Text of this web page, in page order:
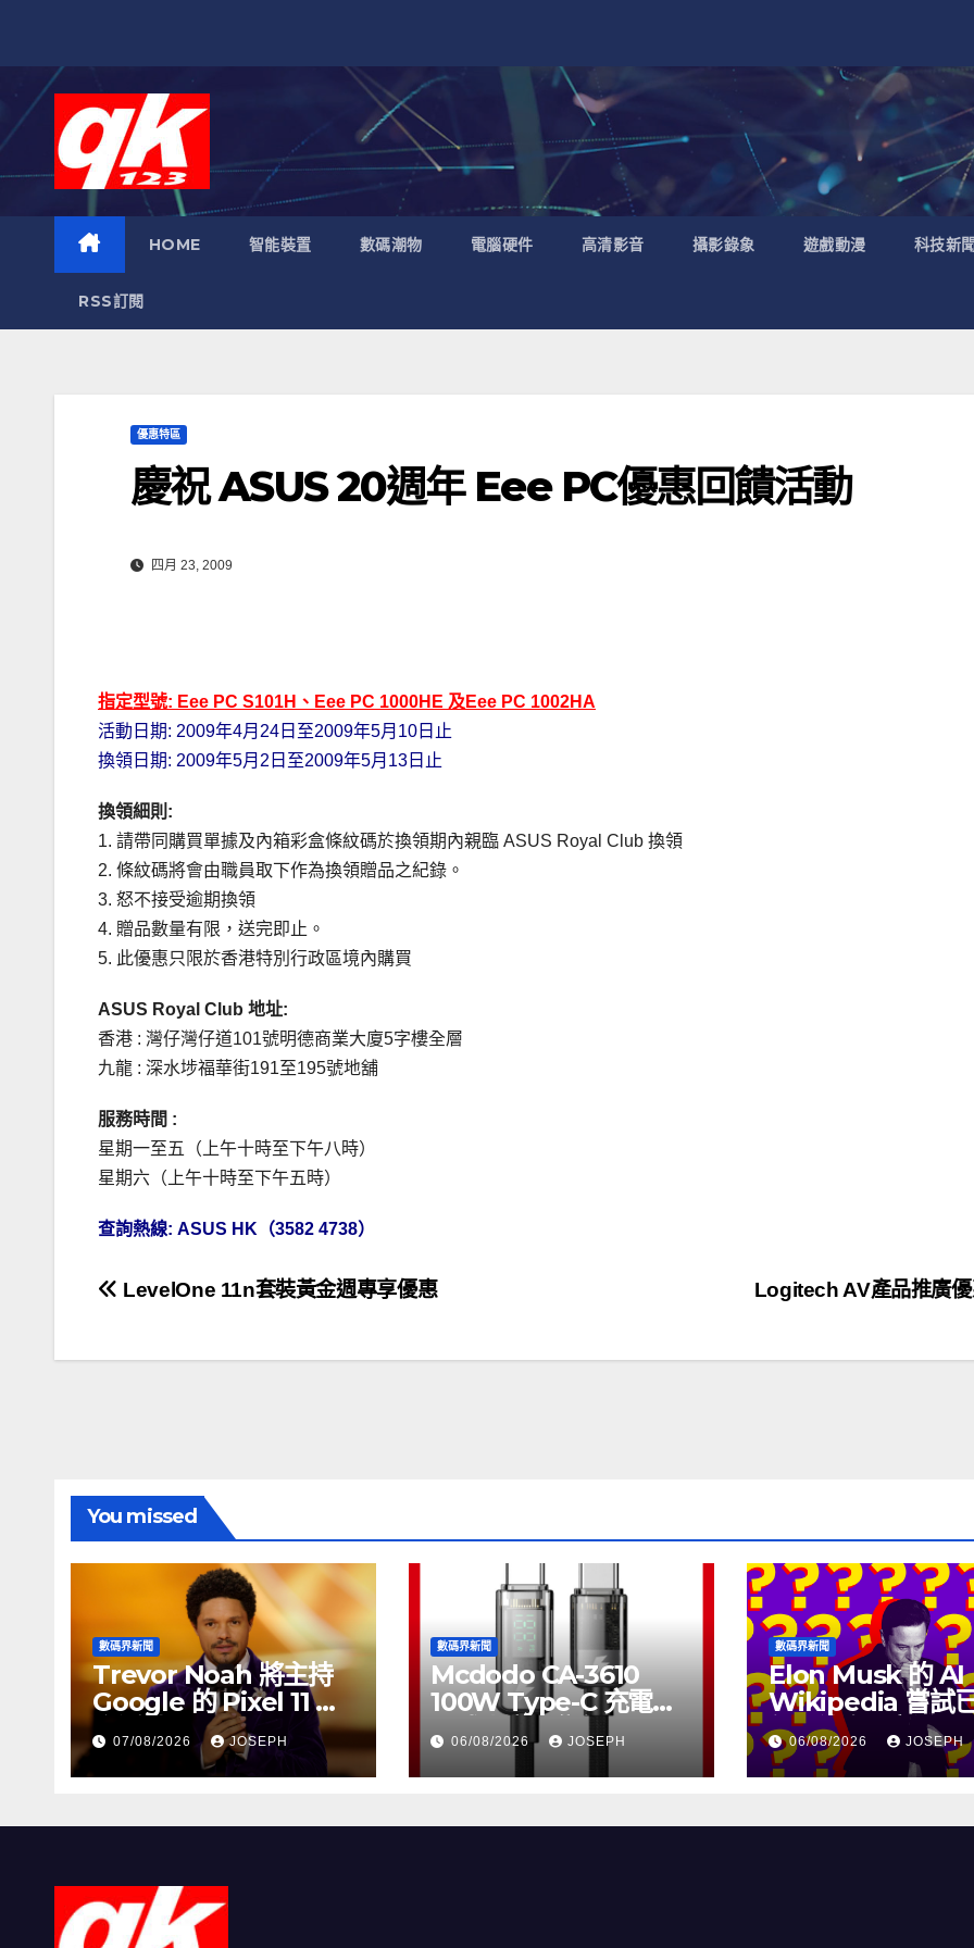
HOME 智能裝置 數碼潮物 電腦硬件 高清影音 攝影錄象 遊戲動漫 科技新
RSS訂閱
優惠特區
慶祝 ASUS 20週年 Eee PC優惠回饋活動
四月 23, 2009
指定型號: Eee PC S101H、Eee PC 1000HE 及Eee PC 1002HA
活動日期: 2009年4月24日至2009年5月10日止
換領日期: 2009年5月2日至2009年5月13日止
換領細則:
1. 請帶同購買單據及內箱彩盒條紋碼於換領期內親臨 ASUS Royal Club 換領
2. 條紋碼將會由職員取下作為換領贈品之紀錄。
3. 怒不接受逾期換領
4. 贈品數量有限，送完即止。
5. 此優惠只限於香港特別行政區境內購買
ASUS Royal Club 地址:
香港 : 灣仔灣仔道101號明德商業大廈5字樓全層
九龍 : 深水埗福華街191至195號地舖
服務時間 :
星期一至五（上午十時至下午八時）
星期六（上午十時至下午五時）
查詢熱線: ASUS HK（3582 4738）
文
Logitech AV產品推廣
LevelOne 11n套裝黃金週專享優惠
You missed
數碼界新聞
Trevor Noah 將主持
Google 的 Pixel 11 推
介活動
07/08/2026 JOSEPH
數碼界新聞
Mcdodo CA-3610
100W Type-C 充電線
正式上市，售價
HK$115
06/08/2026 JOSEPH
數碼界新聞
Elon Musk 的 AI
Wikipedia 嘗試
個月沒有更新了
06/08/2026 JOSEPH